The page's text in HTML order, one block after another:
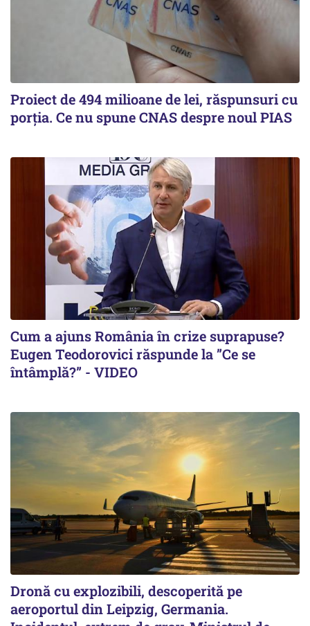
Proiect de 494 milioane de lei, răspunsuri cu
porția. Ce nu spune CNAS despre noul PIAS
Cum a ajuns România în crize suprapuse?
Eugen Teodorovici răspunde la ”Ce se
întâmplă?” - VIDEO
Dronă cu explozibili, descoperită pe
aeroportul din Leipzig, Germania.